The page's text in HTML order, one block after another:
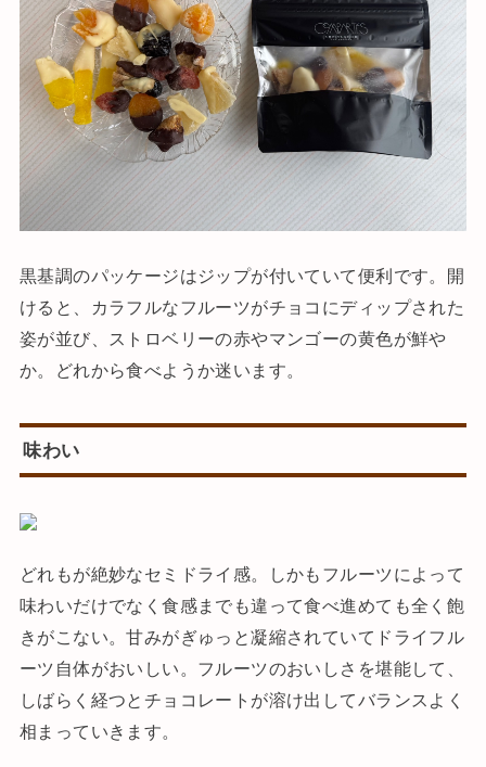
黒基調のパッケージはジップが付いていて便利です。開
けると、カラフルなフルーツがチョコにディップされた
姿が並び、ストロベリーの赤やマンゴーの黄色が鮮や
か。どれから食べようか迷います。
味わい
どれもが絶妙なセミドライ感。しかもフルーツによって
味わいだけでなく食感までも違って食べ進めても全く飽
きがこない。甘みがぎゅっと凝縮されていてドライフル
ーツ自体がおいしい。フルーツのおいしさを堪能して、
しばらく経つとチョコレートが溶け出してバランスよく
相まっていきます。